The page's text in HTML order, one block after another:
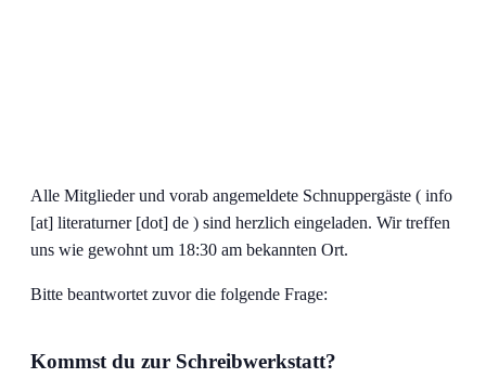
Alle Mitglieder und vorab angemeldete Schnuppergäste ( info
[at] literaturner [dot] de ) sind herzlich eingeladen. Wir treffen
uns wie gewohnt um 18:30 am bekannten Ort.
Bitte beantwortet zuvor die folgende Frage:
Kommst du zur Schreibwerkstatt?